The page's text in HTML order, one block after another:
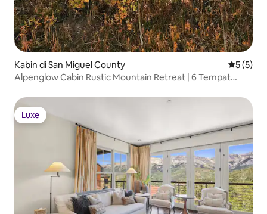
Kabin di San Miguel County Nilai
5 (5)
Alpenglow Cabin Rustic Mountain Retreat | 6 Tempat
Luxe
Luxe